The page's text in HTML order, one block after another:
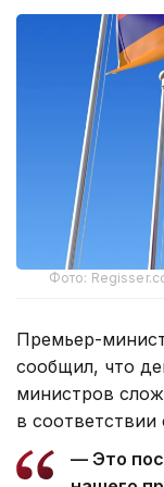
Фото:
Премьер-
сообщил, что
министров
в
— Это